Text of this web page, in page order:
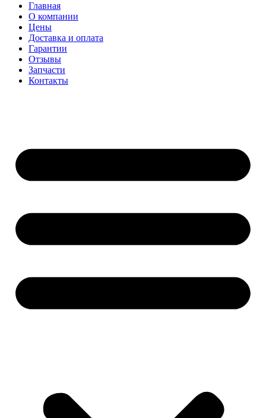
Главная
О компании
Цены
Доставка и оплата
Гарантии
Отзывы
Запчасти
Контакты